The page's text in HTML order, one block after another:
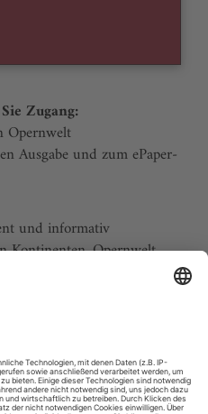
Zugang:
Opernwelt
Ausgabe und zum ePaper-
und informativ
Kontinenten. Opernwelt
befragt die Macher und
Themenblöcke
bedeutende
Aspekte des
Premierenvorschau
Welt.
Archiv von Opernwelt